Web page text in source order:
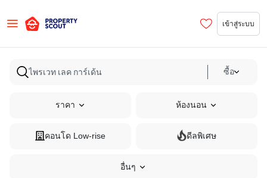
เข้าสู่ระบบ
ซื้อ
ราคา ห้องนอน
คอนโด Low-rise ดีลพิเศษ
อื่นๆ